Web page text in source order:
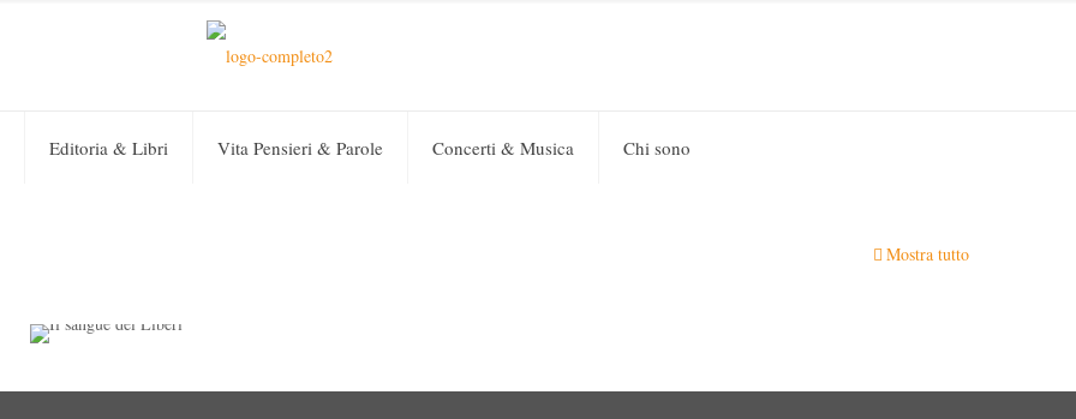
Editoria & Libri Vita Pensieri & Parole Concerti & Musica Chi sono
Mostra tutto